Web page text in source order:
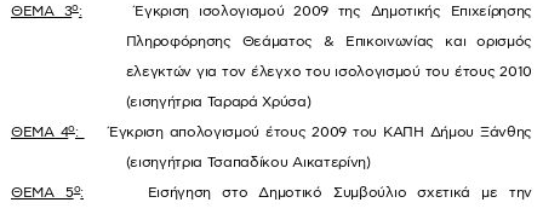
ΘΕΜΑ 3ο: Έγκριση ισολογισμού 2009 της Δημοτικής Επιχείρησης
Πληροφόρησης Θεάματος & Επικοινωνίας και ορισμός
ελεγκτών για τον έλεγχο του ισολογισμού του έτους 2010
(εισηγήτρια Ταραρά Χρύσα)
ΘΕΜΑ 4ο: Έγκριση απολογισμού έτους 2009 του ΚΑΠΗ Δήμου Ξάνθης
(εισηγήτρια Τσαπαδίκου Αικατερίνη)
ΘΕΜΑ 5ο: Εισήγηση στο Δημοτικό Συμβούλιο σχετικά με την